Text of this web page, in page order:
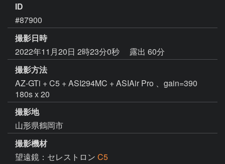
ID
#87900
撮影日時
2022年11月20日 2時23分0秒
露出 60分
撮影方法
AZ-GTi + C5 + ASI294MC + ASIAir Pro 、gain=390
180s x 20
撮影地
山形県鶴岡市
撮影機材
望遠鏡：セレストロン C5